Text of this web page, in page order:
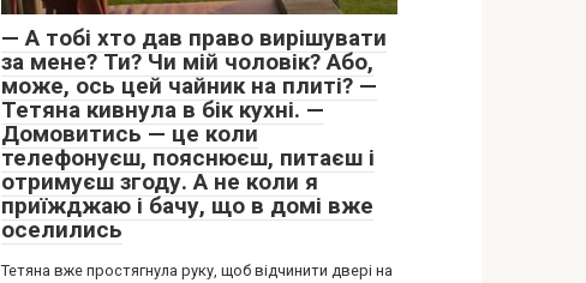
— А тобі хто дав право вирішувати
за мене? Ти? Чи мій чоловік? Або,
може, ось цей чайник на плиті? —
Тетяна кивнула в бік кухні. —
Домовитись — це коли
телефонуєш, пояснюєш, питаєш і
отримуєш згоду. А не коли я
приїжджаю і бачу, що в домі вже
оселились
Тетяна вже простягнула руку, щоб відчинити двері на